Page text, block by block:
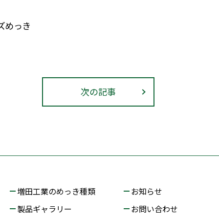
めっき
次の記事
増田工業のめっき種類
製品ギャラリー
お知らせ
お問い合わせ